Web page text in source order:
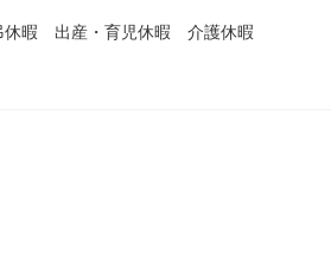
暇 出産・育児休暇 介護休暇